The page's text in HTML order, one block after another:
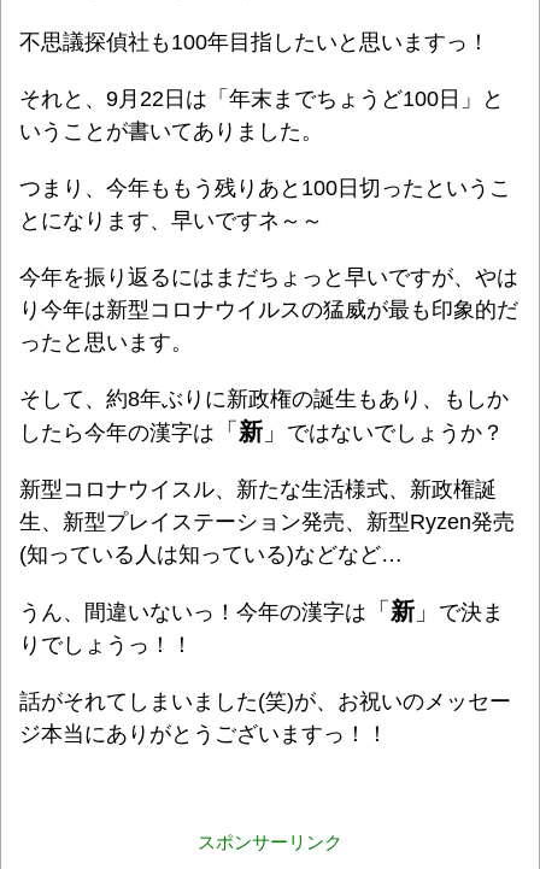
不思議探偵社も100年目指したいと思いますっ！
それと、9月22日は「年末までちょうど100日」と
いうことが書いてありました。
つまり、今年ももう残りあと100日切ったというこ
とになります、早いですネ～～
今年を振り返るにはまだちょっと早いですが、やは
り今年は新型コロナウイルスの猛威が最も印象的だ
ったと思います。
そして、約8年ぶりに新政権の誕生もあり、もしか
したら今年の漢字は 「 新 」 ではないでしょうか？
新型コロナウイスル、新たな生活様式、新政権誕
生、新型プレイステーション発売、新型Ryzen発売
(知っている人は知っている)などなど…
うん、間違いないっ！今年の漢字は 「 新 」 で決ま
りでしょうっ！！
話がそれてしまいました(笑)が、お祝いのメッセー
ジ本当にありがとうございますっ！！
スポンサーリンク